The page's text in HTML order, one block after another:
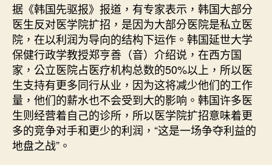
据《韩国先驱报》报道，有专家表示，韩国大部分
医生反对医学院扩招，是因为大部分医院是私立医
院，在以利润为导向的结构下运作。韩国延世大学
保健行政学教授郑亨善（音）介绍说，在西方国
家，公立医院占医疗机构总数的50%以上，所以医
生支持有更多同行从业，因为这将减少他们的工作
量，他们的薪水也不会受到大的影响。韩国许多医
生则经营着自己的诊所，所以医学院扩招意味着更
多的竞争对手和更少的利润，“这是一场争夺利益的
地盘之战”。